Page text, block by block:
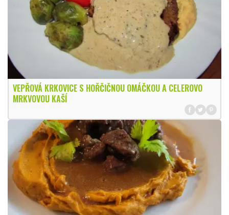
VEPŘOVÁ KRKOVICE S HOŘČIČNOU OMÁČKOU A CELEROVO
MRKVOVOU KAŠÍ